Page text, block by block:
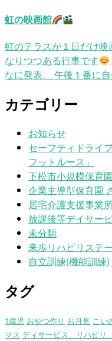
虹の映画館
虹のテラスが１日だけ映
なりつつある行事です
なに発表。 午後１番に
カテゴリー
お知らせ
セーフティドライ
フットルース」
下松市小規模保育
企業主導型保育園
居宅介護支援事業
放課後等デイサー
未分類
来歩リハビリステ
自立訓練(機能訓
タグ
1歳児 おやつ作り お月見 こい
マス ディサービス、リハビリ